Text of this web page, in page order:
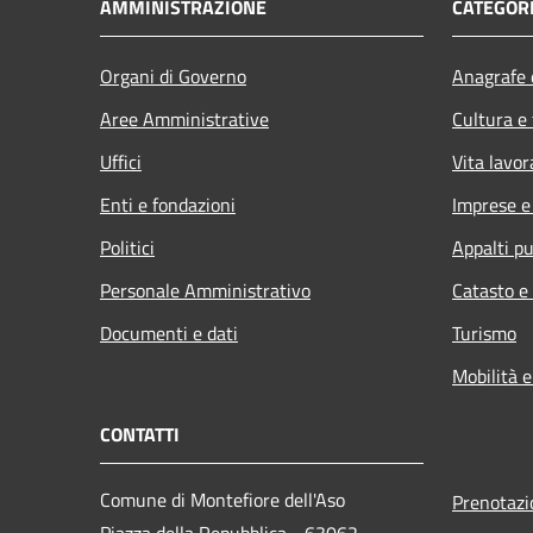
AMMINISTRAZIONE
Organi di Governo
Aree Amministrative
Uffici
Enti e fondazioni
Politici
Personale Amministrativo
Documenti e dati
Cultura
Vita
Imprese
Appalti
Catasto
Turismo
Mobilità
CONTATTI
Comune di Montefiore dell'Aso